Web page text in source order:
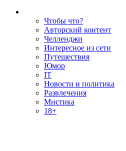
Чтобы что?
Авторский контент
Челленджи
Интересное из сети
Путешествия
Юмор
IT
Новости и политика
Развлечения
Мистика
18+